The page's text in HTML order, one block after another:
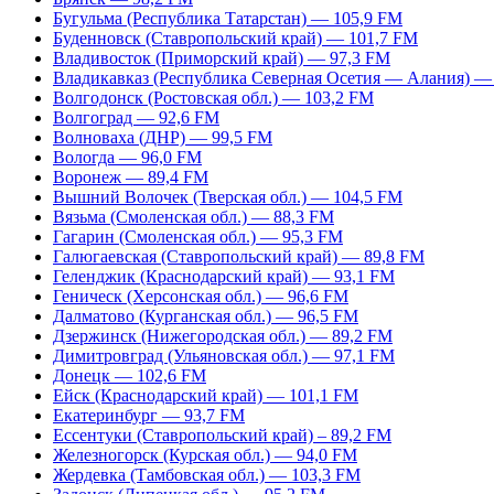
Бугульма (Республика Татарстан) — 105,9 FM
Буденновск (Ставропольский край) — 101,7 FM
Владивосток (Приморский край) — 97,3 FM
Владикавказ (Республика Северная Осетия — Алания)
Волгодонск (Ростовская обл.) — 103,2 FM
Волгоград — 92,6 FM
Волноваха (ДНР) — 99,5 FM
Вологда — 96,0 FM
Воронеж — 89,4 FM
Вышний Волочек (Тверская обл.) — 104,5 FM
Вязьма (Смоленская обл.) — 88,3 FM
Гагарин (Смоленская обл.) — 95,3 FM
Галюгаевская (Ставропольский край) — 89,8 FM
Геленджик (Краснодарский край) — 93,1 FM
Геническ (Херсонская обл.) — 96,6 FM
Далматово (Курганская обл.) — 96,5 FM
Дзержинск (Нижегородская обл.) — 89,2 FM
Димитровград (Ульяновская обл.) — 97,1 FM
Донецк — 102,6 FM
Ейск (Краснодарский край) — 101,1 FM
Екатеринбург — 93,7 FM
Ессентуки (Ставропольский край) – 89,2 FM
Железногорск (Курская обл.) — 94,0 FM
Жердевка (Тамбовская обл.) — 103,3 FM